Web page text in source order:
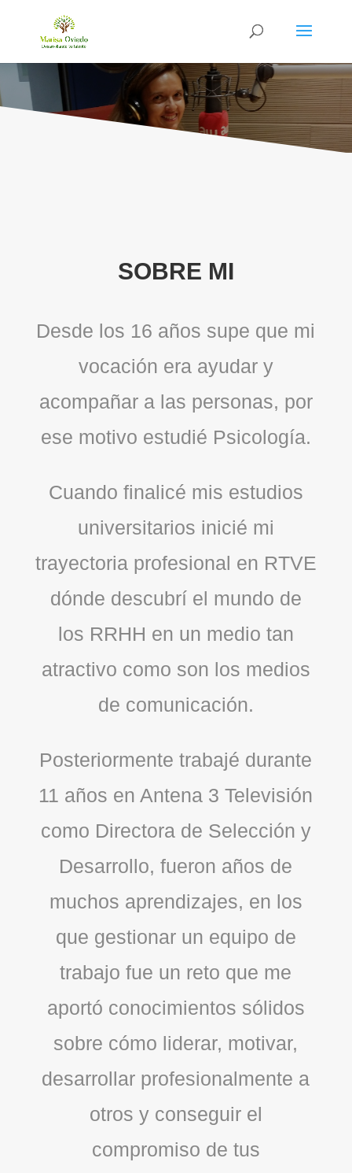
SOBRE MI
Desde los 16 años supe que mi
vocación era ayudar y
acompañar a las personas, por
ese motivo estudié Psicología.
Cuando finalicé mis estudios
universitarios inicié mi
trayectoria profesional en RTVE
dónde descubrí el mundo de
los RRHH en un medio tan
atractivo como son los medios
de comunicación.
Posteriormente trabajé durante
11 años en Antena 3 Televisión
como Directora de Selección y
Desarrollo, fueron años de
muchos aprendizajes, en los
que gestionar un equipo de
trabajo fue un reto que me
aportó conocimientos sólidos
sobre cómo liderar, motivar,
desarrollar profesionalmente a
otros y conseguir el
compromiso de tus